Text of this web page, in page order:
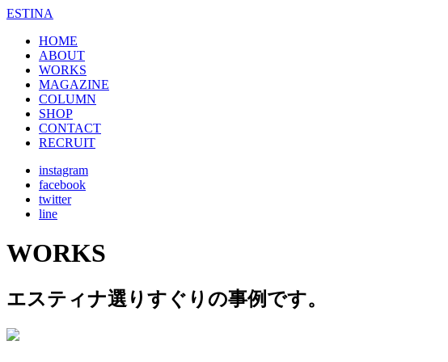
ESTINA
HOME
ABOUT
WORKS
MAGAZINE
COLUMN
SHOP
CONTACT
RECRUIT
instagram
facebook
twitter
line
WORKS
エスティナ選りすぐりの事例です。